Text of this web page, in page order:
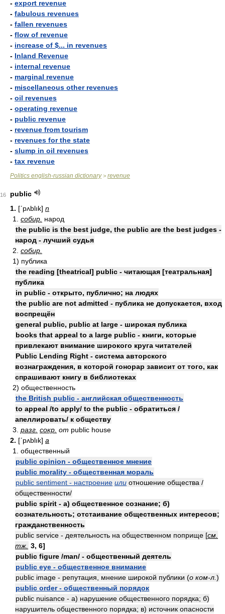
- export revenue
- fabulous revenues
- fallen revenues
- flow of revenue
- increase of $... in revenues
- Inland Revenue
- internal revenue
- marginal revenue
- miscellaneous other revenues
- oil revenues
- operating revenue
- public revenue
- revenue from tourism
- revenues for the state
- slump in oil revenues
- tax revenue
Politics english-russian dictionary> revenue
16
public
1. [ʹpʌblık] n
1. собир. народ
the public is the best judge, the public are the best judges -
народ - лучший судья
2. собир.
1) публика
the reading [theatrical] public - читающая [театральная]
публика
in public - открыто, публично; на людях
the public are not admitted - публика не допускается, вход
воспрещён
general public, public at large - широкая публика
books that appeal to a large public - книги, которые
привлекают внимание широкого круга читателей
Public Lending Right - система авторского
вознаграждения, в которой гонорар зависит от того, как
спрашивают книгу в библиотеках
2) общественность
the British public - английская общественность
to appeal /to apply/ to the public - обратиться /
апеллировать/ к обществу
3. разг. сокр. от public house
2. [ʹpʌblık] a
1. общественный
public opinion - общественное мнение
public morality - общественная мораль
public sentiment - настроение или отношение общества /
общественности/
public spirit - а) общественное сознание; б)
сознательность; отстаивание общественных интересов;
гражданственность
public service - деятельность на общественном поприще [см.
тж. 3, 6]
public figure /man/ - общественный деятель
public eye - общественное внимание
public image - репутация, мнение широкой публики (о ком-л. )
public order - общественный порядок
public nuisance - а) нарушение общественного порядка; б)
нарушитель общественного порядка; в) источник опасности